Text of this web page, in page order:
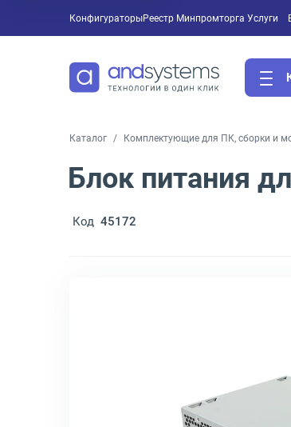
Конфигураторы Услуги
Реестр Минпромторга
Каталог Комплектующие для ПК, сборки и
Блок питания
Код 45172